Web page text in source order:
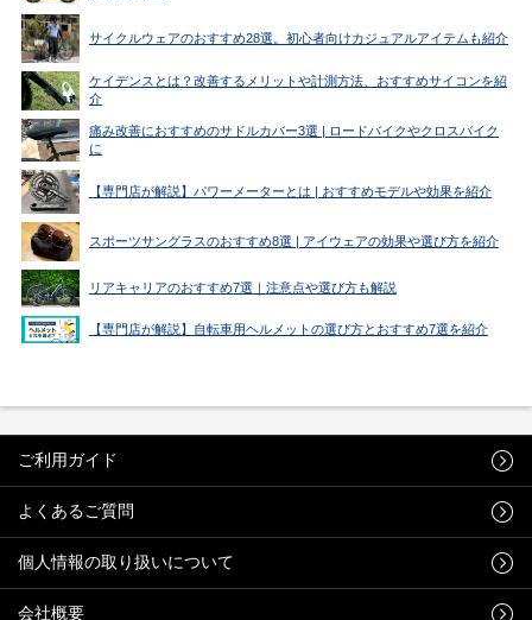
サイクルウェアのおすすめ28選。初心者向けカジュアルアイテムも紹介
ケイデンスとは？改善するメリットや計測方法、おすすめサイコンを紹
介
痛み改善におすすめのサドルカバー3選 | ロードバイクやクロスバイク
に
【専門店が解説】パワーメーターとは | おすすめモデルや効果を紹介
スポーツサングラスのおすすめ8選 | アイウェアの効果や選び方を紹介
リアキャリアのおすすめ7選｜注意点や選び方も解説
【専門店が解説】自転車用ヘルメットの選び方とおすすめ7選を紹介
ご利用ガイド
よくあるご質問
個人情報の取り扱いについて
会社概要